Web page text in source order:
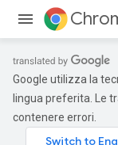
Google utilizza la
lingua preferita. Le
contenere errori.